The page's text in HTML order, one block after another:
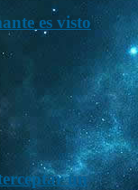
es visto
un